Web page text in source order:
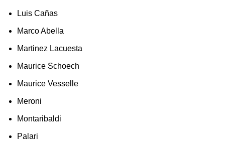
Luis Cañas
Marco Abella
Martinez Lacuesta
Maurice Schoech
Maurice Vesselle
Meroni
Montaribaldi
Palari